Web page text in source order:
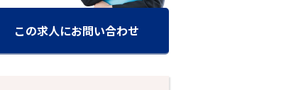
この求人にお問い合わせ